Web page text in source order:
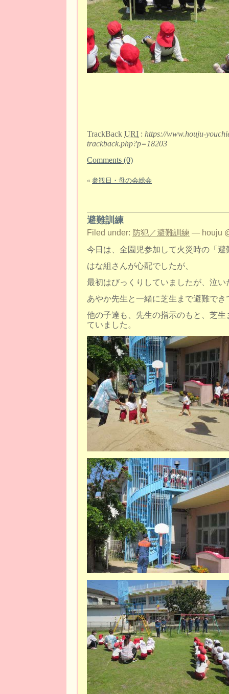
TrackBack URI : https://www.houju-
trackback.php?p=18203
Comments (0)
« 参観日・母の会総会
避難訓練
Filed under: 防犯／避難訓練 — houju
今日は、全園児参加して火災時の「
はな組さんが心配でしたが、
最初はびっくりしていましたが、泣い
あやか先生と一緒に芝生まで避難でき
他の子達も、先生の指示のもと、芝
ていました。